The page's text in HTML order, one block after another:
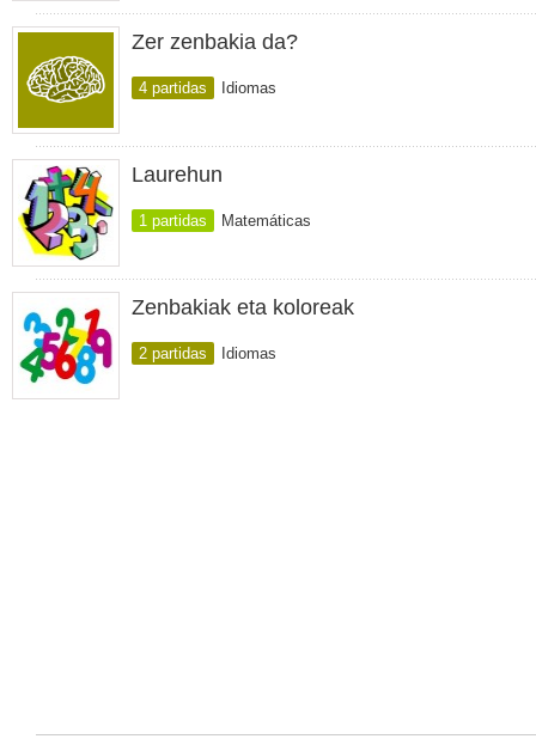
Zer zenbakia da?
4 partidas Idiomas
Laurehun
1 partidas Matemáticas
Zenbakiak eta koloreak
2 partidas Idiomas